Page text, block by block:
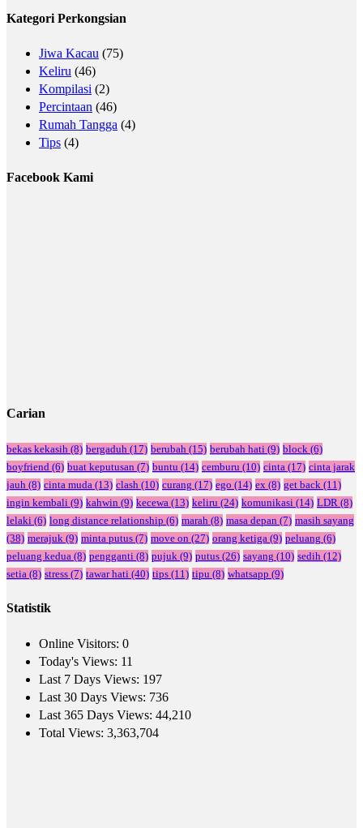
Kategori Perkongsian
Jiwa Kacau (75)
Keliru (46)
Kompilasi (2)
Percintaan (46)
Rumah Tangga (4)
Tips (4)
Facebook Kami
Carian
bekas kekasih (8) bergaduh (17) berubah (15) berubah hati (9) block (6)
boyfriend (6) buat keputusan (7) buntu (14) cemburu (10) cinta (17) cinta jarak
jauh (8) cinta muda (13) clash (10) curang (17) ego (14) ex (8) get back (11)
ingin kembali (9) kahwin (9) kecewa (13) keliru (24) komunikasi (14) LDR (8)
lelaki (6) long distance relationship (6) marah (8) masa depan (7) masih sayang
(38) merajuk (9) minta putus (7) move on (27) orang ketiga (9) peluang (6)
peluang kedua (8) pengganti (8) pujuk (9) putus (26) sayang (10) sedih (12)
setia (8) stress (7) tawar hati (40) tips (11) tipu (8) whatsapp (9)
Statistik
Online Visitors: 0
Today's Views: 11
Last 7 Days Views: 197
Last 30 Days Views: 736
Last 365 Days Views: 44,210
Total Views: 3,363,704